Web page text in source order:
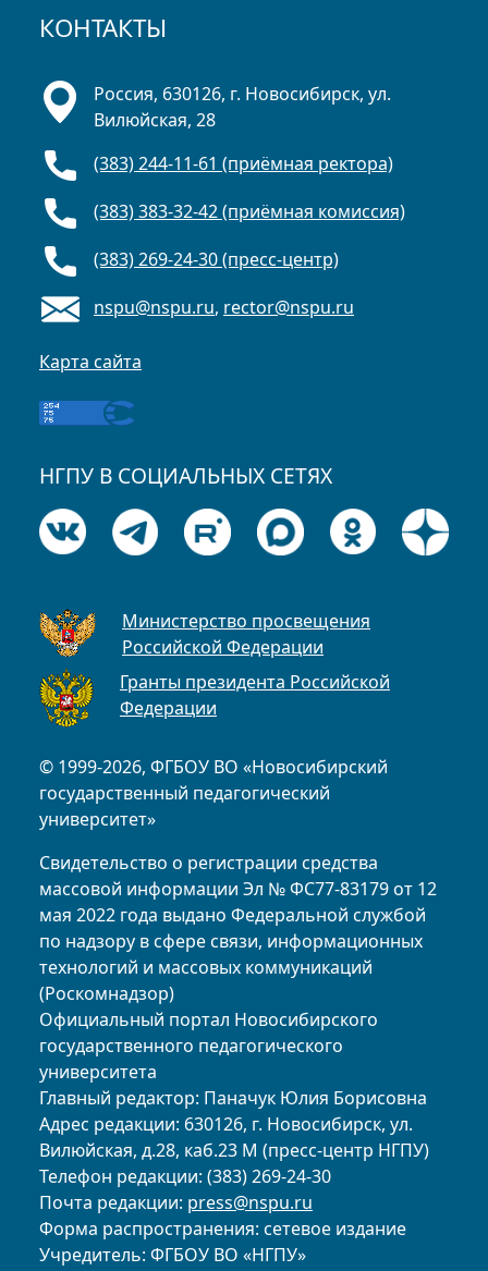
КОНТАКТЫ
© 1999-2026, ФГБОУ ВО «Новосибирский
государственный педагогический
университет»
Свидетельство о регистрации средства
массовой информации Эл № ФС77-83179 от 12
мая 2022 года выдано Федеральной службой
по надзору в сфере связи, информационных
технологий и массовых коммуникаций
(Роскомнадзор)
Официальный портал Новосибирского
государственного педагогического
университета
Главный редактор: Паначук Юлия Борисовна
Адрес редакции: 630126, г. Новосибирск, ул.
Вилюйская, д.28, каб.23 М (пресс-центр НГПУ)
Телефон редакции: (383) 269-24-30
Почта редакции: press@nspu.ru
Форма распространения: сетевое издание
Учредитель: ФГБОУ ВО «НГПУ»
Россия, 630126, г. Новосибирск, ул.
Вилюйская, 28
(383) 244-11-61 (приёмная ректора)
(383) 383-32-42 (приёмная комиссия)
(383) 269-24-30 (пресс-центр)
nspu@nspu.ru, rector@nspu.ru
Карта сайта
НГПУ В СОЦИАЛЬНЫХ СЕТЯХ
Министерство просвещения
Российской Федерации
Гранты президента Российской
Федерации